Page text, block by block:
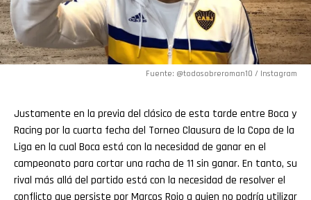
Fuente: @todosobreroman10 / Instagram
Justamente en la previa del clásico de esta tarde entre Boca y
Racing por la cuarta fecha del Torneo Clausura de la Copa de la
Liga en la cual Boca está con la necesidad de ganar en el
campeonato para cortar una racha de 11 sin ganar. En tanto, su
rival más allá del partido está con la necesidad de resolver el
conflicto que persiste por Marcos Rojo a quien no podría utilizar